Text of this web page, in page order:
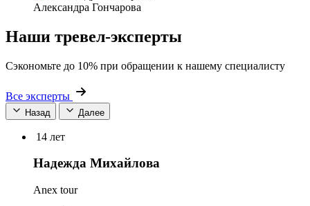
Александра Гончарова
Наши тревел-эксперты
Сэкономьте до 10% при обращении к нашему специалисту
Все эксперты
Назад Далее
14 лет
Надежда Михайлова
Anex tour